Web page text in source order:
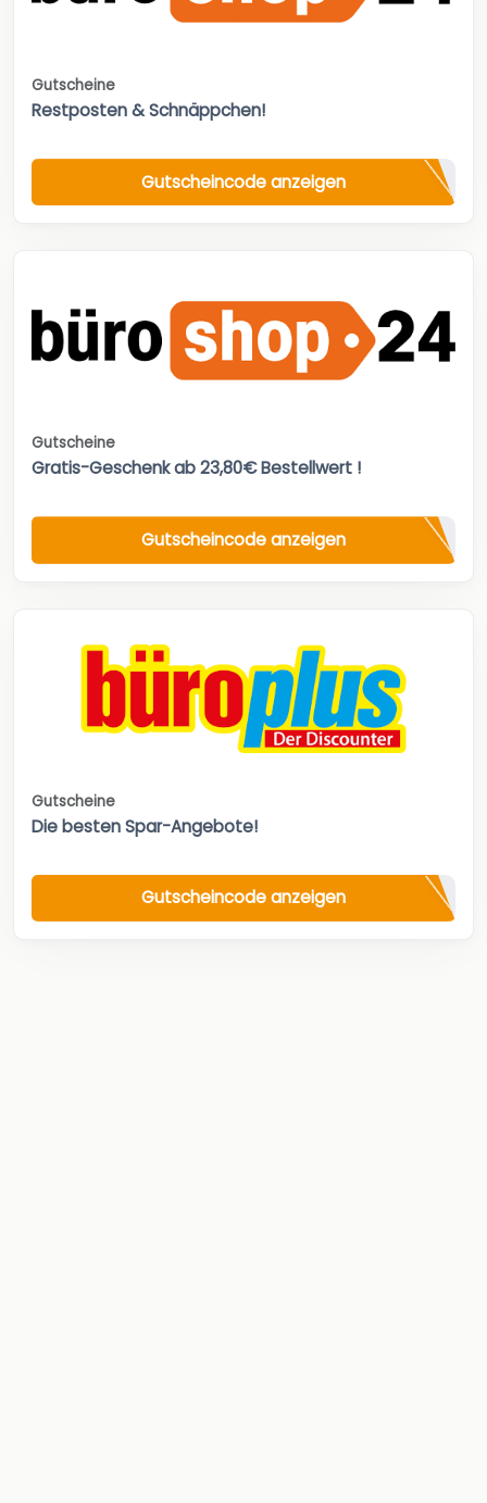
Gutscheine
Restposten & Schnäppchen!
Gutscheincode anzeigen
Gutscheine
Gratis-Geschenk ab 23,80€ Bestellwert !
Gutscheincode anzeigen
Gutscheine
Die besten Spar-Angebote!
Gutscheincode anzeigen